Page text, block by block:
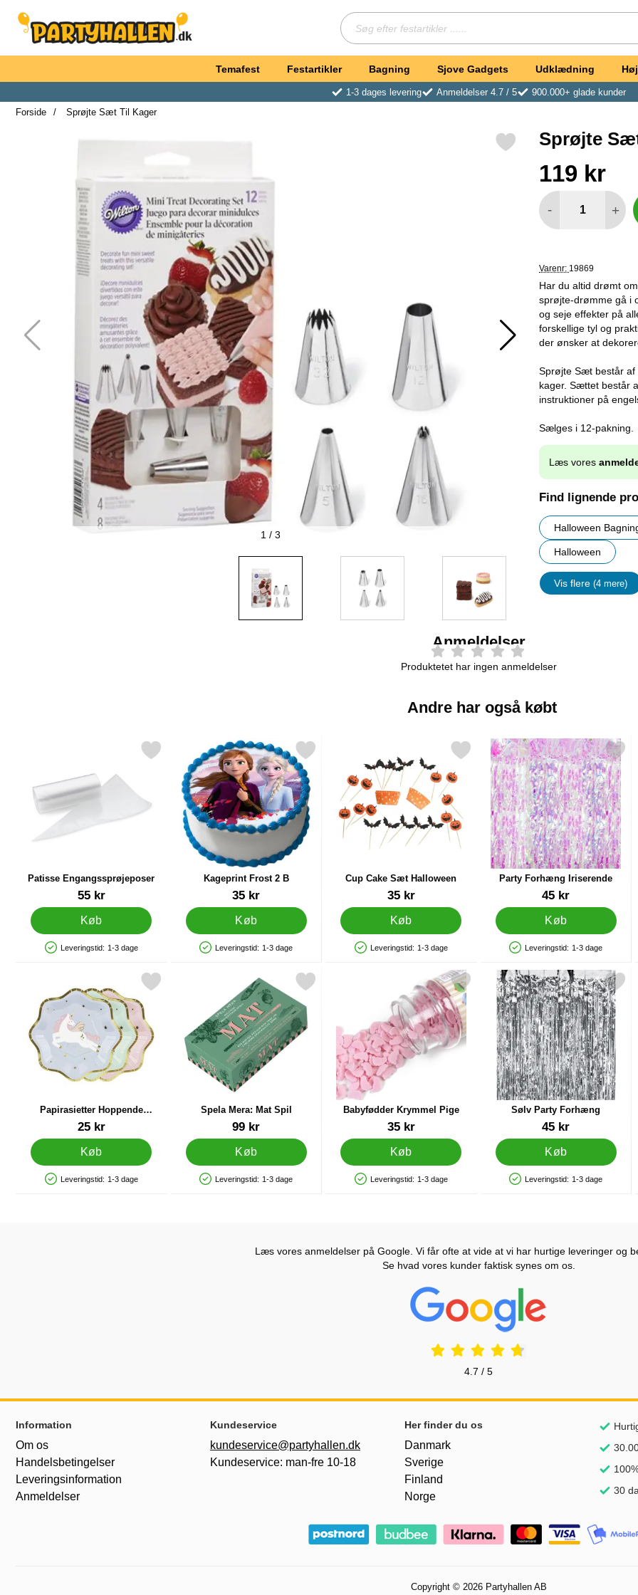
Søg
Startside for Partyhallen AB
Temafest Festartikler Bagning Sjove Gadgets Udklædning
1-3 dages levering Anmeldelser 4.7 / 5
900.000+ glade kunder
Forside
Sprøjte Sæt Til Kager
Markér sprøjte Sæt Til Kager som favorit
1 / 3
Sprøjte
pris
119 kr
- +
Varenr: 19869
Har du altid drømt
sprøjte-drømme gå i
og seje effekter på
forskellige tyl og
der ønsker at
Sprøjte Sæt består af
kager. Sættet består
instruktioner på
Sælges i 12-pakning.
Læs vores
Find lignende
Halloween
Halloween
Vis flere (4 mere)
Anmeldelser
Produktetet har ingen anmeldelser
Andre har også købt
Patisse Engangssprøjeposer
55 kr
Køb
Produkttilgængelighed: På lager
Leveringstid: 1-3 dage
Markér patisse Engangssprøjeposer som favorit
Kageprint Frost 2 B
35 kr
Køb
Produkttilgængelighed: På lager
Leveringstid: 1-3 dage
Markér kageprint Frost 2 B som favorit
Cup Cake Sæt Halloween
35 kr
Køb
Produkttilgængelighed: På lager
Leveringstid: 1-3 dage
Markér cup Cake Sæt Halloween som favorit
Party Forhæng Iriserende
45 kr
Køb
Produkttilgængelighed: På lager
Leveringstid: 1-3 dage
Markér party Forhæng
Papirasietter Hoppende
Enhjørning 6-pak
25 kr
Køb
Produkttilgængelighed: På lager
Leveringstid: 1-3 dage
Markér papirasietter Hoppende Enhjørning 6-pak som favorit
Spela Mera: Mat Spil
99 kr
Køb
Produkttilgængelighed: På lager
Leveringstid: 1-3 dage
Markér spela Mera: Mat Spil som favorit
Babyfødder Krymmel Pige
35 kr
Køb
Produkttilgængelighed: På lager
Leveringstid: 1-3 dage
Markér babyfødder Krymmel Pige som favorit
Sølv Party Forhæng
45 kr
Køb
Produkttilgængelighed: På lager
Leveringstid: 1-3 dage
Markér sølv Party
Læs vores anmeldelser på Google. Vi får ofte at vide at vi har hurtige leveringer og
Se hvad vores kunder faktisk synes om os.
Prisjakt Anmeldelser: 4.7 Stjerne
4.7 / 5
Sidefodsinhold Blandet info og links
Information
Om os
Handelsbetingelser
Leveringsinformation
Anmeldelser
Kundeservice
kundeservice@partyhallen.dk
Kundeservice: man-fre 10-18
Her finder du os
Danmark
Sverige
Finland
Norge
30
Copyright © 2026 Partyhallen AB